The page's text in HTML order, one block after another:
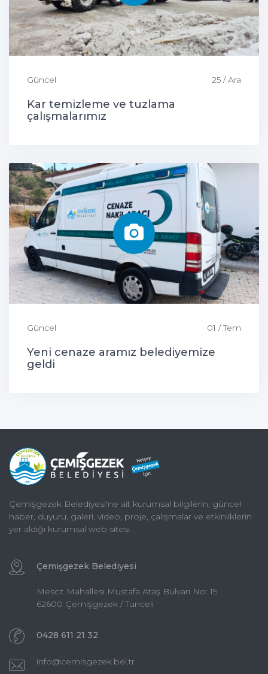
Güncel 25 / Ara
Kar temizleme ve tuzlama
çalışmalarımız
Güncel 01 / Tem
Yeni cenaze aramız belediyemize
geldi
Çemişgezek Belediyesi'ne ait kurumsal bilgilerin, güncel
haber, duyuru, galeri, video, proje, çalışmalar ve etkinliklerin
yer aldığı kurumsal web sitesi.
Çemişgezek Belediyesi
Mescit Mahallesi Mustafa Ataş Bulvarı No: 19
62600 Çemişgezek / Tunceli
0428 611 21 32
info@cemisgezek.bel.tr